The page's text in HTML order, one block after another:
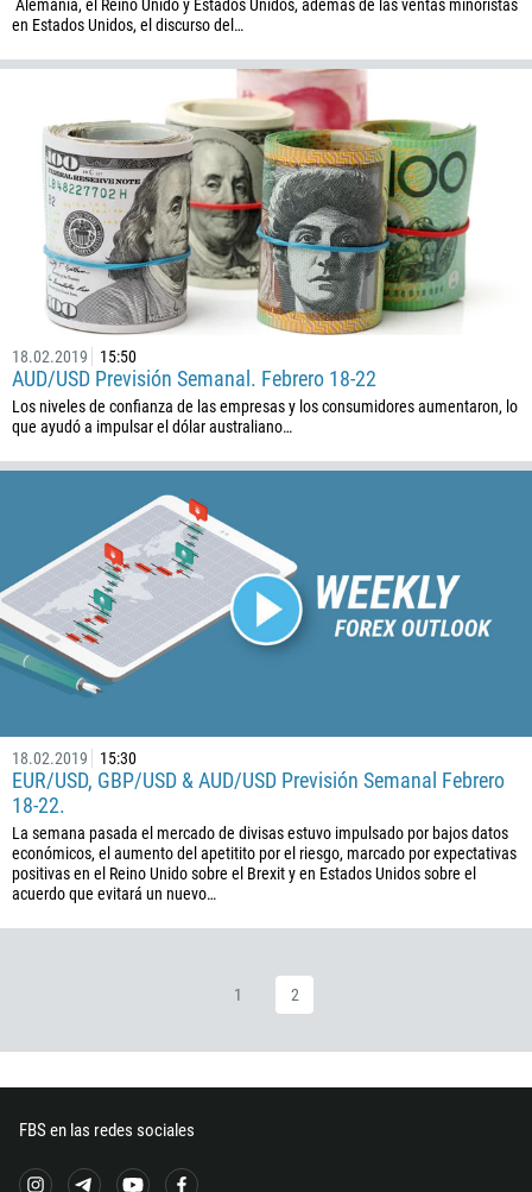
Alemania, el Reino Unido y Estados Unidos, además de las ventas minoristas
en Estados Unidos, el discurso del…
18.02.2019 15:50
AUD/USD Previsión Semanal. Febrero 18-22
Los niveles de confianza de las empresas y los consumidores aumentaron, lo
que ayudó a impulsar el dólar australiano…
18.02.2019 15:30
EUR/USD, GBP/USD & AUD/USD Previsión Semanal Febrero
18-22.
La semana pasada el mercado de divisas estuvo impulsado por bajos datos
económicos, el aumento del apetitito por el riesgo, marcado por expectativas
positivas en el Reino Unido sobre el Brexit y en Estados Unidos sobre el
acuerdo que evitará un nuevo…
1 2
FBS en las redes sociales
1
355
213
1684
376
244
1264
672
1268
54
374
297
61
43
994
973
375
501
229
1441
267
55
246
Programar una llamada
00:00 — 23:00
Ingresa tu email
Escribe tu comentario, si es necesario